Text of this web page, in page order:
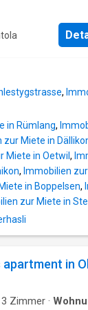
nächste
man in
Küche mit
Balk
Aussenfläche
optimale
Terrasse mit
Waschturm
in
-
Badezimmer, -
genutzt), -
sind
gemietet
sich in einem
Linden
,
in Rümlang,
zur Miete in
Miete in Oetwil ,
, Immobilien
in Boppelsen,
zur Miete in
in
3 Zimmer ·